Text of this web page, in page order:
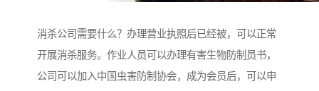
消杀公司需要什么？办理营业执照后已经被，可以正常
开展消杀服务。作业人员可以办理有害生物防制员书，
公司可以加入中国虫害防制协会，成为会员后，可以申